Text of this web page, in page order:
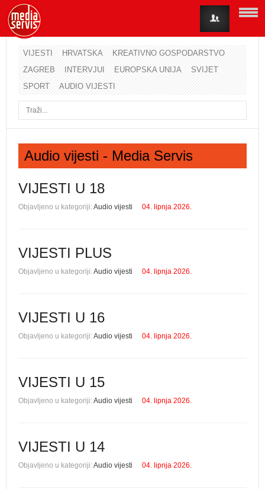
VIJESTI HRVATSKA
KREATIVNO GOSPODARSTVO
ZAGREB
INTERVJUI EUROPSKA UNIJA
SVIJET
SPORT
AUDIO VIJESTI
Audio vijesti - Media Servis
VIJESTI U 18
Objavljeno u kategoriji:Audio vijesti 04. lipnja 2026.
VIJESTI PLUS
Objavljeno u kategoriji:Audio vijesti 04. lipnja 2026.
VIJESTI U 16
Objavljeno u kategoriji:Audio vijesti 04. lipnja 2026.
VIJESTI U 15
Objavljeno u kategoriji:Audio vijesti 04. lipnja 2026.
VIJESTI U 14
Objavljeno u kategoriji:Audio vijesti 04. lipnja 2026.
Korisničko ime
Lozinka
Zaboravili ste lozinku?